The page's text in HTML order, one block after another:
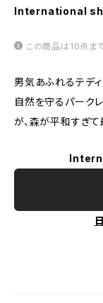
International
この商品は10点ま
男気あふれるテディ
自然を守るパーク
が、森が平和すぎ